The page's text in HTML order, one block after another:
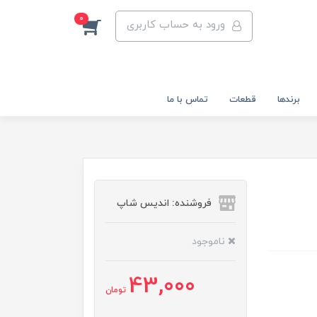
ورود به حساب کاربری 0
برندها قطعات تماس با ما
فروشنده: اندیس شاپ
ناموجود
43,000 تومان